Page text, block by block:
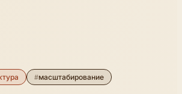
#масштабирование